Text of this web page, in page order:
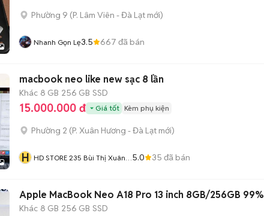
Phường 9 (P. Lâm Viên - Đà Lạt mới)
Nhanh Gọn Lẹ3.5 667 đã bán
macbook neo like new sạc 8 lần
Khác 8 GB 256 GB SSD
15.000.000 đ Giá tốt Kèm phụ kiện
Phường 2 (P. Xuân Hương - Đà Lạt mới)
H HD STORE 235 Bùi Thị Xuân
5.0 35 đã bán
Apple MacBook Neo A18 Pro 13 inch 8GB/256GB 99%
Khác 8 GB 256 GB SSD